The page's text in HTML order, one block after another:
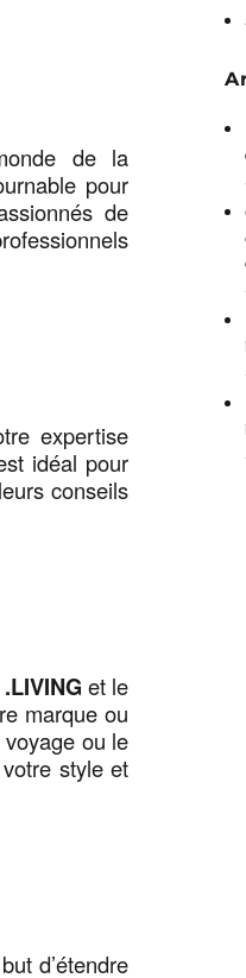
de la
pour
de
expertise
idéal pour
conseils
.LIVING et le
marque ou
ou le
style et
d’étendre